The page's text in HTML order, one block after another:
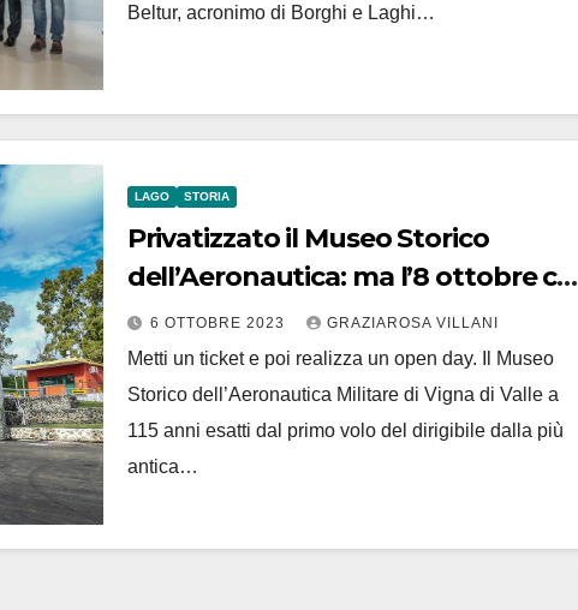
Beltur, acronimo di Borghi e Laghi…
LAGO STORIA
Privatizzato il Museo Storico
dell’Aeronautica: ma l’8 ottobre c’è
l’Open Day
6 OTTOBRE 2023 GRAZIAROSA VILLANI
Metti un ticket e poi realizza un open day. Il Museo
Storico dell’Aeronautica Militare di Vigna di Valle a
115 anni esatti dal primo volo del dirigibile dalla più
antica…